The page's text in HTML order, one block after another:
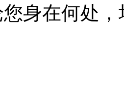
身在何处